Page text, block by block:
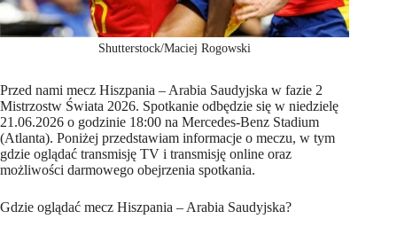
Shutterstock/Maciej Rogowski
Przed nami mecz Hiszpania – Arabia Saudyjska w fazie 2
Mistrzostw Świata 2026. Spotkanie odbędzie się w niedzielę
21.06.2026 o godzinie 18:00 na Mercedes‑Benz Stadium
(Atlanta). Poniżej przedstawiam informacje o meczu, w tym
gdzie oglądać transmisję TV i transmisję online oraz
możliwości darmowego obejrzenia spotkania.
Gdzie oglądać mecz Hiszpania – Arabia Saudyjska?